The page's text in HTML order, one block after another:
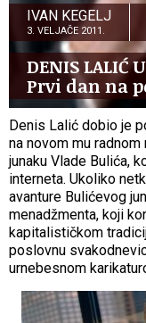
IVAN KEGELJ
3. VELJAČE 2011.
DENIS LALIĆ
Prvi dan na
Denis Lalić dobio je
na novom mu
junaku Vlade Bulića,
interneta. Ukoliko
avanture Bulićevog
menadžmenta, koji
kapitalističkom
poslovnu
urnebesnom